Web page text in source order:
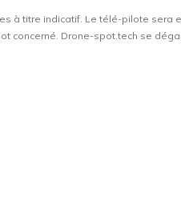
à titre indicatif. Le télé-pilote
concerné. Drone-spot.tech se